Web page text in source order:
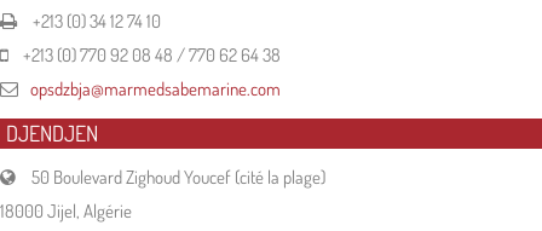
+213 (0) 34 12 74 10
+213 (0) 770 92 08 48 / 770 62 64 38
opsdzbja@marmedsabemarine.com
DJENDJEN
50 Boulevard Zighoud Youcef (cité la plage)
18000 Jijel, Algérie